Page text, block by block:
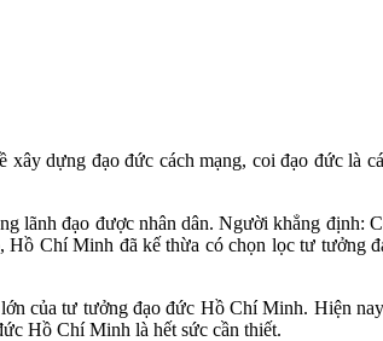
dựng đạo đức cách mạng, coi đạo đức là
lãnh đạo được nhân dân. Người khẳng
Chí Minh đã kế thừa có chọn lọc tư tưởng
của tư tưởng đạo đức Hồ Chí Minh. Hiện
Hồ Chí Minh là hết sức cần thiết.